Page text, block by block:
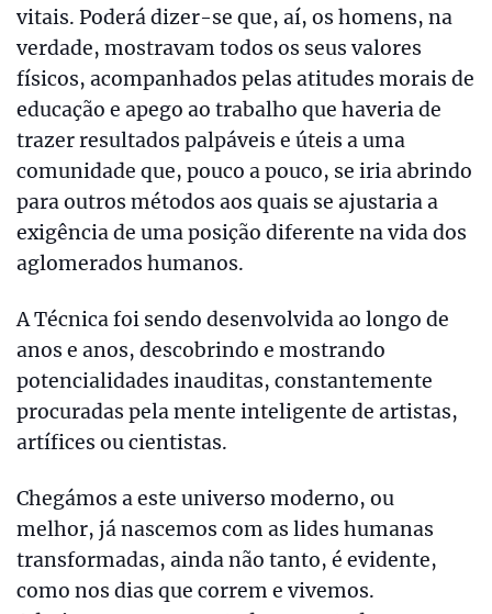
vitais. Poderá dizer-se que, aí, os homens, na
verdade, mostravam todos os seus valores
físicos, acompanhados pelas atitudes morais de
educação e apego ao trabalho que haveria de
trazer resultados palpáveis e úteis a uma
comunidade que, pouco a pouco, se iria abrindo
para outros métodos aos quais se ajustaria a
exigência de uma posição diferente na vida dos
aglomerados humanos.
A Técnica foi sendo desenvolvida ao longo de
anos e anos, descobrindo e mostrando
potencialidades inauditas, constantemente
procuradas pela mente inteligente de artistas,
artífices ou cientistas.
Chegámos a este universo moderno, ou
melhor, já nascemos com as lides humanas
transformadas, ainda não tanto, é evidente,
como nos dias que correm e vivemos.